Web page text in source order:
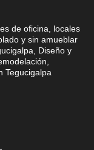
de oficina, locales
y sin amueblar
Diseño y
Tegucigalpa